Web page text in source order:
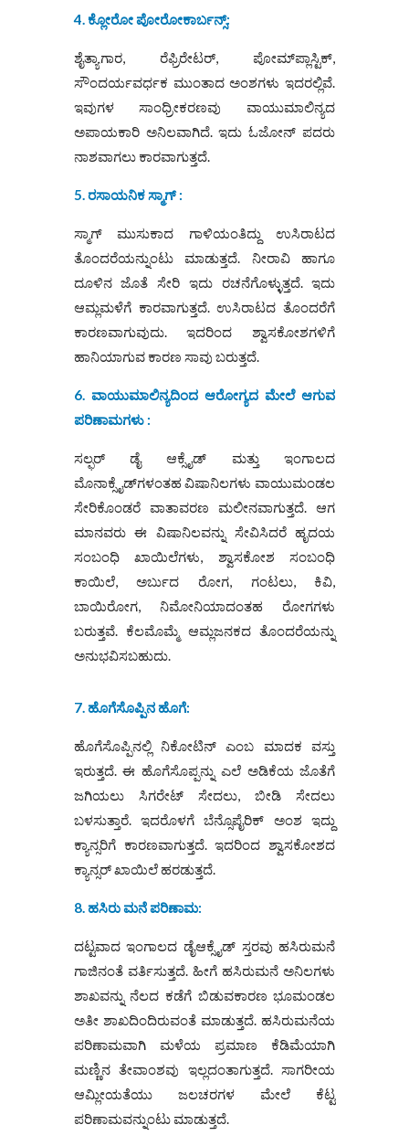
4. ಕ್ಲೋರೋ ಪೋರೋಕಾರ್ಬನ್ಸ್‌:
ಶೈತ್ಯಾಗಾರ, ರೆಫ್ರಿರೇಟರ್‌, ಪೋಮ್‌ಪ್ಲಾಸ್ಟಿಕ್‌,
ಸೌಂದರ್ಯವರ್ಧಕ ಮುಂತಾದ ಅಂಶಗಳು ಇದರಲ್ಲಿವೆ.
ಇವುಗಳ ಸಾಂಧ್ರೀಕರಣವು ವಾಯುಮಾಲಿನ್ಯದ
ಅಪಾಯಕಾರಿ ಅನಿಲವಾಗಿದೆ. ಇದು ಓಜೋನ್‌ ಪದರು
ನಾಶವಾಗಲು ಕಾರವಾಗುತ್ತದೆ.
5. ರಸಾಯನಿಕ ಸ್ಮಾಗ್‌ :
ಸ್ಮಾಗ್‌ ಮುಸುಕಾದ ಗಾಳಿಯಂತಿದ್ದು ಉಸಿರಾಟದ
ತೊಂದರೆಯನ್ನುಂಟು ಮಾಡುತ್ತದೆ. ನೀರಾವಿ ಹಾಗೂ
ದೂಳಿನ ಜೊತೆ ಸೇರಿ ಇದು ರಚನೆಗೊಳ್ಳುತ್ತದೆ. ಇದು
ಆಮ್ಲಮಳೆಗೆ ಕಾರವಾಗುತ್ತದೆ. ಉಸಿರಾಟದ ತೊಂದರೆಗೆ
ಕಾರಣವಾಗುವುದು. ಇದರಿಂದ ಶ್ವಾಸಕೋಶಗಳಿಗೆ
ಹಾನಿಯಾಗುವ ಕಾರಣ ಸಾವು ಬರುತ್ತದೆ.
6. ವಾಯುಮಾಲಿನ್ಯದಿಂದ ಆರೋಗ್ಯದ ಮೇಲೆ ಆಗುವ
ಪರಿಣಾಮಗಳು :
ಸಲ್ಫರ್‌ ಡೈ ಆಕ್ಸೈಡ್‌ ಮತ್ತು ಇಂಗಾಲದ
ಮೊನಾಕ್ಸೈಡ್‌ಗಳಂತಹ ವಿಷಾನಿಲಗಳು ವಾಯುಮಂಡಲ
ಸೇರಿಕೊಂಡರೆ ವಾತಾವರಣ ಮಲೀನವಾಗುತ್ತದೆ. ಆಗ
ಮಾನವರು ಈ ವಿಷಾನಿಲವನ್ನು ಸೇವಿಸಿದರೆ ಹೃದಯ
ಸಂಬಂಧಿ ಖಾಯಿಲೆಗಳು, ಶ್ವಾಸಕೋಶ ಸಂಬಂಧಿ
ಕಾಯಿಲೆ, ಅರ್ಬುದ ರೋಗ, ಗಂಟಲು, ಕಿವಿ,
ಬಾಯಿರೋಗ, ನಿಮೋನಿಯಾದಂತಹ ರೋಗಗಳು
ಬರುತ್ತವೆ. ಕೆಲಮೊಮ್ಮೆ ಆಮ್ಲಜನಕದ ತೊಂದರೆಯನ್ನು
ಅನುಭವಿಸಬಹುದು.
7. ಹೊಗೆಸೊಪ್ಪಿನ ಹೊಗೆ:
ಹೊಗೆಸೊಪ್ಪಿನಲ್ಲಿ ನಿಕೋಟಿನ್‌ ಎಂಬ ಮಾದಕ ವಸ್ತು
ಇರುತ್ತದೆ. ಈ ಹೊಗೆಸೊಪ್ಪನ್ನು ಎಲೆ ಅಡಿಕೆಯ ಜೊತೆಗೆ
ಜಗಿಯಲು ಸಿಗರೇಟ್‌ ಸೇದಲು, ಬೀಡಿ ಸೇದಲು
ಬಳಸುತ್ತಾರೆ. ಇದರೊಳಗೆ ಬೆನ್ಸೊಪೈರಿಕ್‌ ಅಂಶ ಇದ್ದು
ಕ್ಯಾನ್ಸರಿಗೆ ಕಾರಣವಾಗುತ್ತದೆ. ಇದರಿಂದ ಶ್ವಾಸಕೋಶದ
ಕ್ಯಾನ್ಸರ್‌ ಖಾಯಿಲೆ ಹರಡುತ್ತದೆ.
8. ಹಸಿರು ಮನೆ ಪರಿಣಾಮ:
ದಟ್ಟವಾದ ಇಂಗಾಲದ ಡೈಆಕ್ಸೈಡ್‌ ಸ್ತರವು ಹಸಿರುಮನೆ
ಗಾಜಿನಂತೆ ವರ್ತಿಸುತ್ತದೆ. ಹೀಗೆ ಹಸಿರುಮನೆ ಅನಿಲಗಳು
ಶಾಖವನ್ನು ನೆಲದ ಕಡೆಗೆ ಬಿಡುವಕಾರಣ ಭೂಮಂಡಲ
ಅತೀ ಶಾಖದಿಂದಿರುವಂತೆ ಮಾಡುತ್ತದೆ. ಹಸಿರುಮನೆಯ
ಪರಿಣಾಮವಾಗಿ ಮಳೆಯ ಪ್ರಮಾಣ ಕೆಡಿಮೆಯಾಗಿ
ಮಣ್ಣಿನ ತೇವಾಂಶವು ಇಲ್ಲದಂತಾಗುತ್ತದೆ. ಸಾಗರೀಯ
ಆಮ್ಲೀಯತೆಯು ಜಲಚರಗಳ ಮೇಲೆ ಕೆಟ್ಟ
ಪರಿಣಾಮವನ್ನುಂಟು ಮಾಡುತ್ತದೆ.